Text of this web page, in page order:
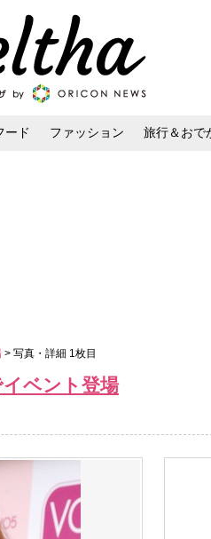
ード ファッション 旅行＆おで
> 写真・詳細 1枚目
ベント登場